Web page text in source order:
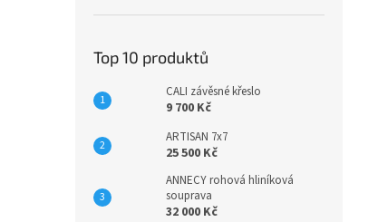
Top 10 produktů
CALI závěsné křeslo
9 700 Kč
ARTISAN 7x7
25 500 Kč
ANNECY rohová hliníková
souprava
32 000 Kč